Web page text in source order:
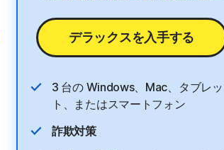
デラックスを入手する
3 台の Windows、Mac、タブレッ
ト、またはスマートフォン
詐欺対策